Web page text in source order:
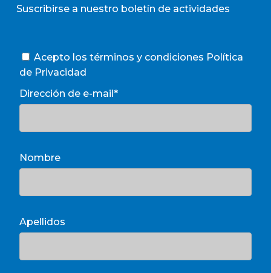
Suscribirse a nuestro boletín de actividades
Acepto los términos y condiciones Política
de Privacidad
Dirección de e-mail*
Nombre
Apellidos